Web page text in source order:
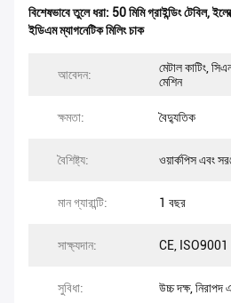
বিশেষভাবে তুলে ধরা: 50 মিমি গ্রাইন্ডিং টেবিল,
ইডিএম ম্যাগনেটিক মিলিং চাক
আবেদন:
মেটাল কাটিং,
মেশিন
ক্ষমতা: বৈদ্যুতিক
বৈশিষ্ট্য: ওয়ার্কপিস এবং
মান গ্যারান্টি: 1 বছর
সাক্ষ্যদান: CE, ISO9001
সুবিধা: উচ্চ দক্ষ, নিরাপদ